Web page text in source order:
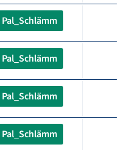
Pal_Schlämm
Pal_Schlämm
Pal_Schlämm
Pal_Schlämm